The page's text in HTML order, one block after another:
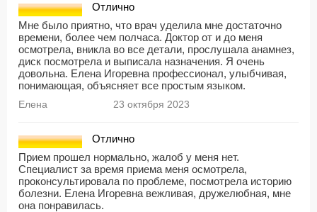
Отлично
Мне было приятно, что врач уделила мне достаточно
времени, более чем полчаса. Доктор от и до меня
осмотрела, вникла во все детали, прослушала анамнез,
диск посмотрела и выписала назначения. Я очень
довольна. Елена Игоревна профессионал, улыбчивая,
понимающая, объясняет все простым языком.
Елена 23 октября 2023
Отлично
Прием прошел нормально, жалоб у меня нет.
Специалист за время приема меня осмотрела,
проконсультировала по проблеме, посмотрела историю
болезни. Елена Игоревна вежливая, дружелюбная, мне
она понравилась.